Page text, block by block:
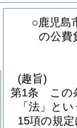
○鹿児島
の公費
(趣旨)
第1条
この
「法」と
15項の規